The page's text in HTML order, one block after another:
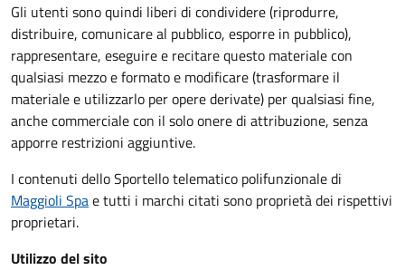
Gli utenti sono quindi liberi di condividere (riprodurre,
distribuire, comunicare al pubblico, esporre in pubblico),
rappresentare, eseguire e recitare questo materiale con
qualsiasi mezzo e formato e modificare (trasformare il
materiale e utilizzarlo per opere derivate) per qualsiasi fine,
anche commerciale con il solo onere di attribuzione, senza
apporre restrizioni aggiuntive.
I contenuti dello Sportello telematico polifunzionaledi
Maggioli Spae tutti i marchi citati sono proprietà dei rispettivi
proprietari.
Utilizzo del sito